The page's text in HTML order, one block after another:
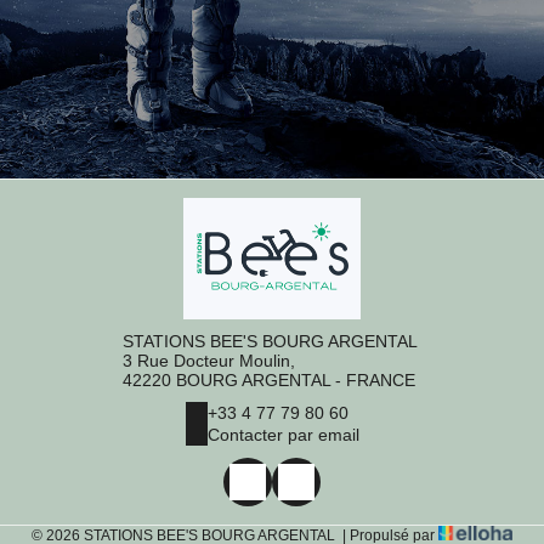
STATIONS BEE'S BOURG ARGENTAL
3 Rue Docteur Moulin,
42220 BOURG ARGENTAL - FRANCE
+33 4 77 79 80 60
Contacter par email
© 2026 STATIONS BEE'S BOURG ARGENTAL Propulsé par